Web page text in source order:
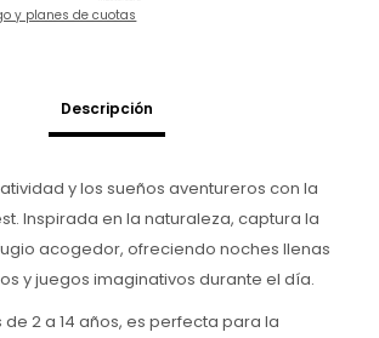
y planes de cuotas
Descripción
y los sueños aventureros con la
Inspirada en la naturaleza, captura la
acogedor, ofreciendo noches llenas
y juegos imaginativos durante el día.
2 a 14 años, es perfecta para la